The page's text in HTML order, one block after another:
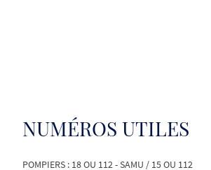
NUMÉROS UTILES
POMPIERS : 18 OU 112 - SAMU / 15 OU 112